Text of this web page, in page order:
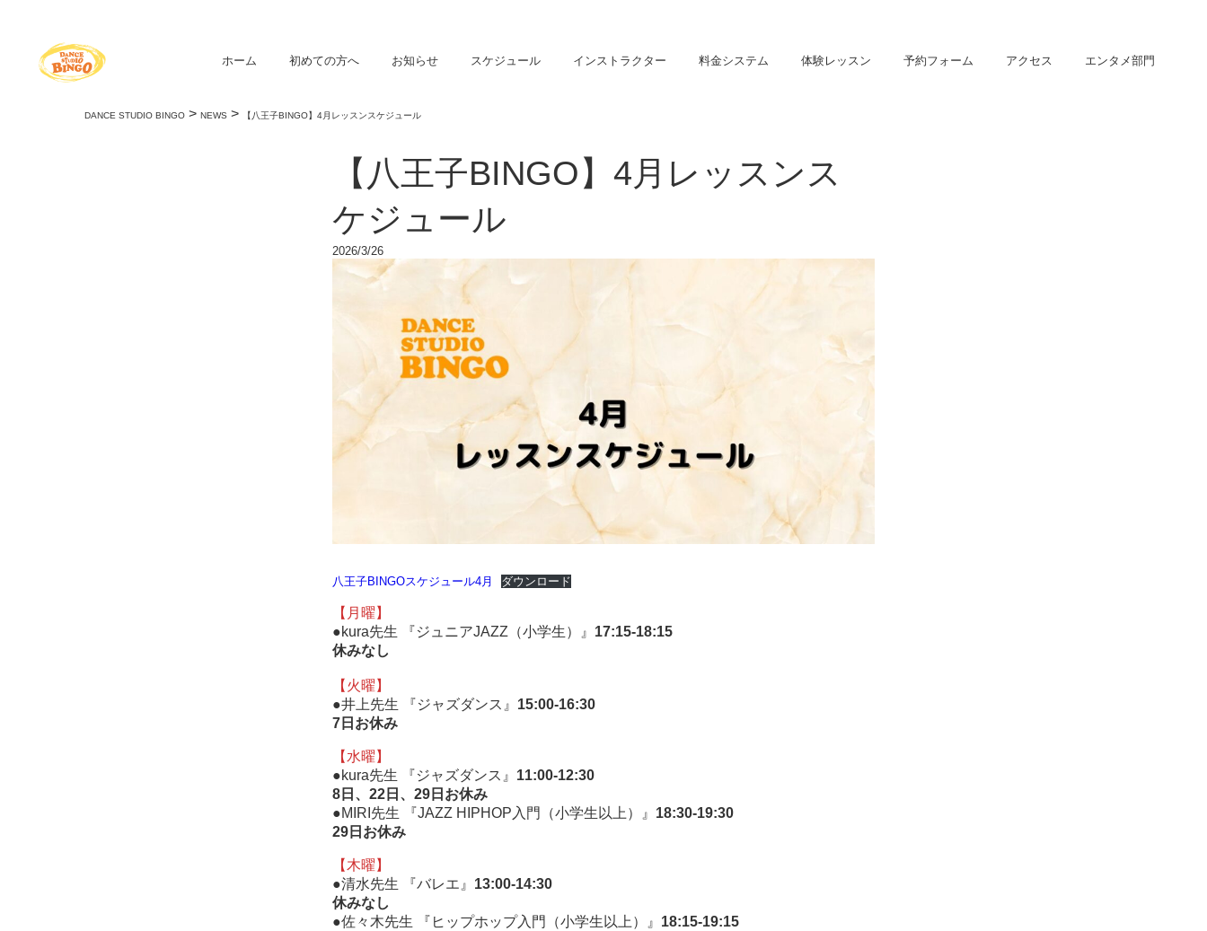
ホーム 初めての方へ お知らせ スケジュール インストラクター 料金システム 体験レッスン 予約フォーム アクセス エンタメ部門
DANCE STUDIO BINGO >NEWS > 【八王子BINGO】4月レッスンスケジュール
【八王子BINGO】4月レッスンス
ケジュール
2026/3/26
八王子BINGOスケジュール4月 ダウンロード
【月曜】
●kura先生 『ジュニアJAZZ（小学生）』 17:15-18:15
休みなし
【火曜】
●井上先生 『ジャズダンス』 15:00-16:30
7日お休み
【水曜】
●kura先生 『ジャズダンス』 11:00-12:30
8日、22日、29日お休み
●MIRI先生 『JAZZ HIPHOP入門（小学生以上）』 18:30-19:30
29日お休み
【木曜】
●清水先生 『バレエ』 13:00-14:30
休みなし
●佐々木先生 『ヒップホップ入門（小学生以上）』 18:15-19:15